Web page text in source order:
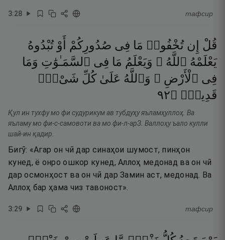
3:28 тафсир
قُلْ إِن تُخْفُوا۟ مَا فِى صُدُورِكُمْ أَوْ تُبْدُوهُ
يَعْلَمْهُ ٱللَّهُ ۗ وَيَعْلَمُ مَا فِى ٱلسَّمَـٰوَٰتِ وَمَا
فِى ٱلْأَرْضِ ۗ وَٱللَّهُ عَلَىٰ كُلِّ شَىْءٍۢ
قَدِيرٌۭ ۝٢٩
Қул ин тухфу мо фи судурикум ав тубдуҳу яъламҳуллоҳ. Ва
яъламу мо фи-с-самовоти ва мо фи-л-арЗ. Валлоҳу ъало кулли
шай-ин қадир.
Бигӯ: «Агар он чӣ дар синаҳои шумост, пинҳон
кунед, ё онро ошкор кунед, Аллоҳ медонад ва он чӣ
дар осмонҳост ва он чӣ дар Замин аст, медонад. Ва
Аллоҳ бар ҳама чиз тавоност».
3:29 тафсир